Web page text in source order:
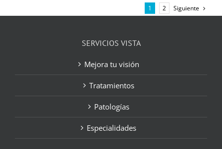
1 2 Siguiente
SERVICIOS VISTA
Mejora tu visión
Tratamientos
Patologías
Especialidades